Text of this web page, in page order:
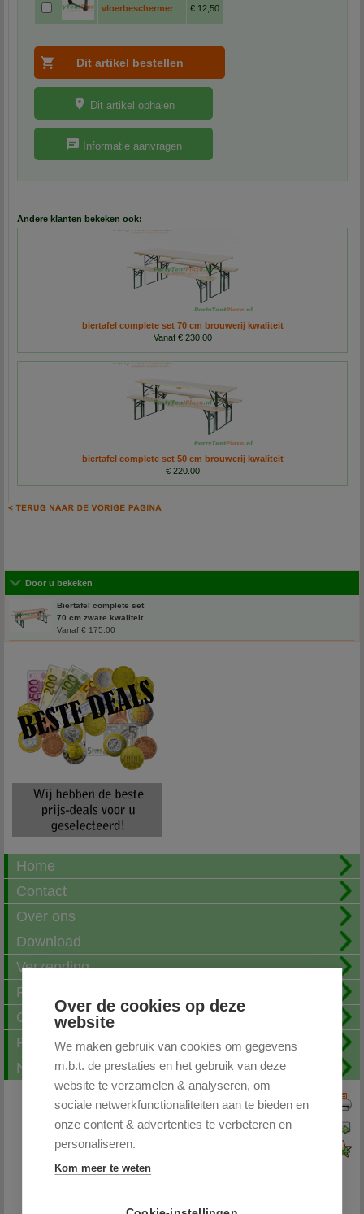
Over de cookies op deze
website
We maken gebruik van cookies om gegevens
m.b.t. de prestaties en het gebruik van deze
website te verzamelen & analyseren, om
sociale netwerkfunctionaliteiten aan te bieden en
onze content & advertenties te verbeteren en
personaliseren.
Kom meer te weten
vloerbeschermer € 12,50
Dit artikel ophalen
Informatie aanvragen
Andere klanten bekeken ook:
biertafel complete set 70 cm brouwerij kwaliteit
Vanaf € 230,00
biertafel complete set 50 cm brouwerij kwaliteit
€ 220.00
Door u bekeken
Biertafel complete set
70 cm zware kwaliteit
Vanaf € 175,00
Home
Contact
Over ons
Download
Verzending
Fotoalbum
Openingstijden
FAQ
Nieuwsbrief
Print deze pagina
Pagina doorsturen